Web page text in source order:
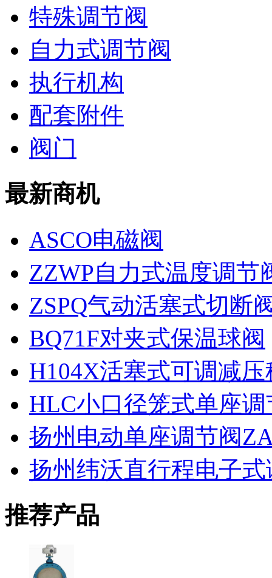
特殊调节阀
自力式调节阀
执行机构
配套附件
阀门
最新商机
ASCO电磁阀
ZZWP自力式温度调节
ZSPQ气动活塞式切断
BQ71F对夹式保温球阀
H104X活塞式可调减
HLC小口径笼式单座调
扬州电动单座调节阀
扬州纬沃直行程电子
推荐产品